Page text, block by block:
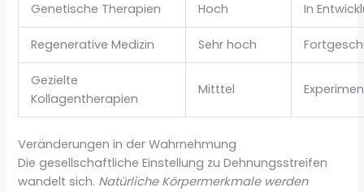
Genetische Therapien Hoch In
Regenerative Medizin Sehr hoch
Gezielte
Kollagentherapien
Mitttel
Veränderungen in der Wahrnehmung
Die gesellschaftliche Einstellung zu Dehnungsstreifen
wandelt sich. Natürliche Körpermerkmale werden